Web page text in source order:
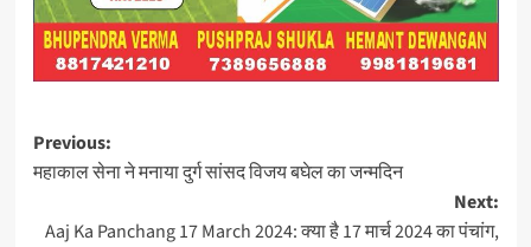
Post
navigation
Previous:
महाकाल सेना ने मनाया दुर्ग सांसद विजय बघेल का जन्मदिन
Next:
Aaj Ka Panchang 17 March 2024: क्या है 17 मार्च 2024 का पंचांग,